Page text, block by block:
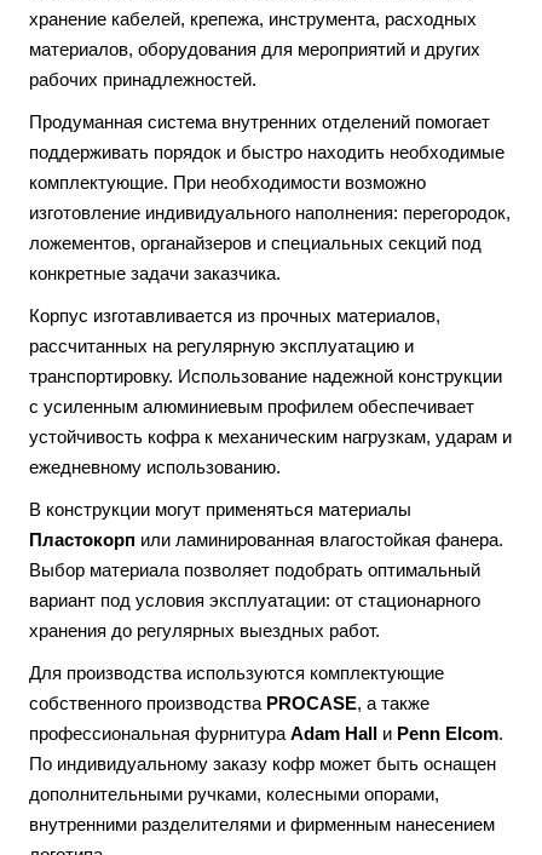
хранение кабелей, крепежа, инструмента, расходных
материалов, оборудования для мероприятий и других
рабочих принадлежностей.
Продуманная система внутренних отделений помогает
поддерживать порядок и быстро находить необходимые
комплектующие. При необходимости возможно
изготовление индивидуального наполнения: перегородок,
ложементов, органайзеров и специальных секций под
конкретные задачи заказчика.
Корпус изготавливается из прочных материалов,
рассчитанных на регулярную эксплуатацию и
транспортировку. Использование надежной конструкции
с усиленным алюминиевым профилем обеспечивает
устойчивость кофра к механическим нагрузкам, ударам и
ежедневному использованию.
В конструкции могут применяться материалы
Пластокорп или ламинированная влагостойкая фанера.
Выбор материала позволяет подобрать оптимальный
вариант под условия эксплуатации: от стационарного
хранения до регулярных выездных работ.
Для производства используются комплектующие
собственного производства PROCASE, а также
профессиональная фурнитура Adam Hall и Penn Elcom.
По индивидуальному заказу кофр может быть оснащен
дополнительными ручками, колесными опорами,
внутренними разделителями и фирменным нанесением